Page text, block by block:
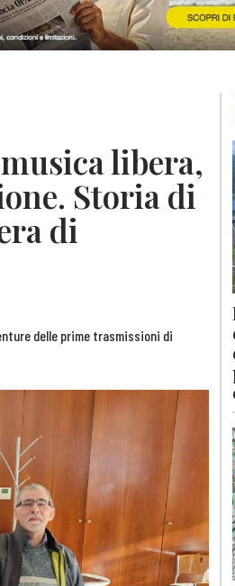
libera,
Storia di
di
delle prime trasmissioni di